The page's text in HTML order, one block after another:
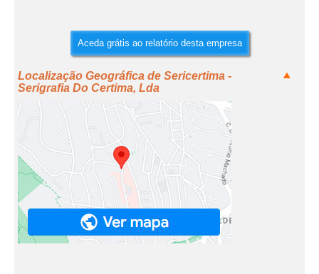
Aceda grátis ao relatório desta empresa
Localização Geográfica de Sericertima -
Serigrafia Do Certima, Lda